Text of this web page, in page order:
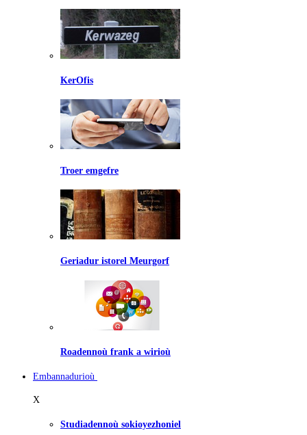
KerOfis
Troer emgefre
Geriadur istorel Meurgorf
Roadennoù frank a wirioù
Embannadurioù
X
Studiadennoù sokioyezhoniel